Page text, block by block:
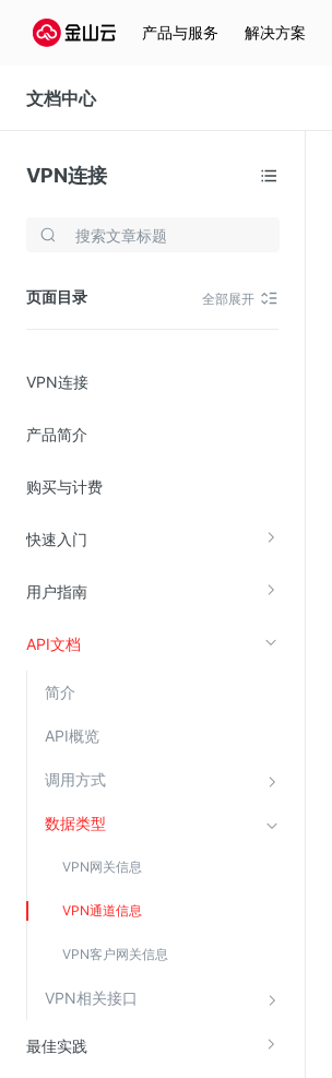
产品与服务 解决方案
文档中心
VPN连接
页面目录 全部展开
VPN连接
产品简介
购买与计费
快速入门
用户指南
API文档
简介
API概览
调用方式
数据类型
VPN网关信息
VPN通道信息
VPN客户网关信息
VPN相关接口
最佳实践
存储与云分发
云硬盘(EBS)
在线迁移服务
视频云服务
云直播(KLS)
边缘节点计算
大模型应用防火墙
渗透测试
主机安全
Web应用防火墙(WAF)